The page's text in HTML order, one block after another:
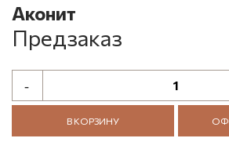
Аконит
Предзаказ
В КОРЗИНУ